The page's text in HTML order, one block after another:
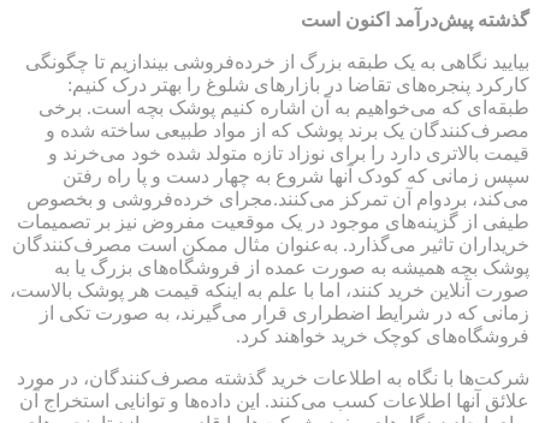
گذشته پیش‌درآمد اکنون است
بیایید نگاهی به یک طبقه بزرگ از خرده‌فروشی بیندازیم تا چگونگی
کارکرد پنجره‌های تقاضا در بازارهای شلوغ را بهتر درک کنیم:
طبقه‌ای که می‌خواهیم به آن اشاره کنیم پوشک بچه است. برخی
مصرف‌کنندگان یک برند پوشک که از مواد طبیعی ساخته شده و
قیمت بالاتری دارد را برای نوزاد تازه‌ متولد شده خود می‌خرند و
سپس زمانی که کودک آنها شروع به چهار دست و پا راه رفتن
می‌کند، بردوام آن تمرکز می‌کنند.مجرای خرده‌فروشی و بخصوص
طیفی از گزینه‌های موجود در یک موقعیت مفروض نیز بر تصمیمات
خریداران تاثیر می‌گذارد. به‌عنوان مثال ممکن است مصرف‌کنندگان
پوشک بچه همیشه به صورت عمده از فروشگاه‌های بزرگ یا به
صورت آنلاین خرید کنند، اما با علم به اینکه قیمت هر پوشک بالاست،
زمانی که در شرایط اضطراری قرار می‌گیرند، به صورت تکی از
فروشگاه‌های کوچک خرید خواهند کرد.
شرکت‌ها با نگاه به اطلاعات خرید گذشته مصرف‌کنندگان، در مورد
علائق آنها اطلاعات کسب می‌کنند. این داده‌ها و توانایی استخراج آن